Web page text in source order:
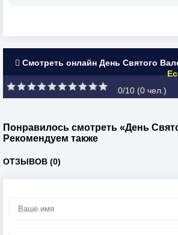
Смотреть онлайн День Святого
0/10 (0 чел.)
Понравилось смотреть «День
Рекомендуем также
ОТЗЫВОВ (0)